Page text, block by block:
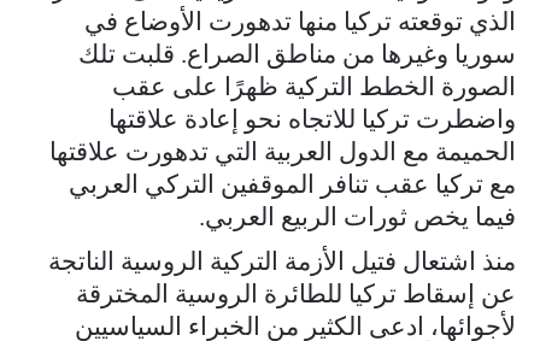
الذي توقعته تركيا منها تدهورت الأوضاع في
سوريا وغيرها من مناطق الصراع. قلبت تلك
الصورة الخطط التركية ظهرًا على عقب
واضطرت تركيا للاتجاه نحو إعادة علاقتها
الحميمة مع الدول العربية التي تدهورت علاقتها
مع تركيا عقب تنافر الموقفين التركي العربي
فيما يخص ثورات الربيع العربي.
منذ اشتعال فتيل الأزمة التركية الروسية الناتجة
عن إسقاط تركيا للطائرة الروسية المخترقة
لأجوائها، ادعى الكثير من الخبراء السياسيين